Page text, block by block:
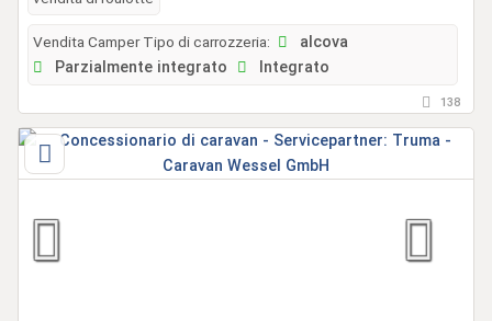
Vendita Camper Tipo di carrozzeria:
alcova
Parzialmente integrato
Integrato
138